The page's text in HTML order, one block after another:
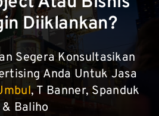
Diiklankan?
Segera Konsultasikan
Anda Untuk Jasa
, T Banner, Spanduk
& Baliho